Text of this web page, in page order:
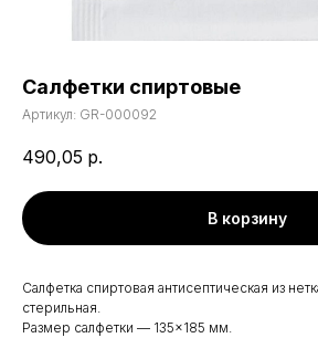
Салфетки спиртовые
Артикул: GR-000092
490,05 р.
В корзину
Салфетка спиртовая антисептическая из
стерильная.
Размер салфетки — 135×185 мм.